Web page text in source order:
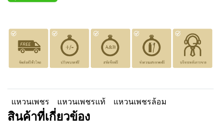
แหวนเพชร แหวนเพชรแท้ แหวนเพชรล้อม
สินค้าที่เกี่ยวข้อง